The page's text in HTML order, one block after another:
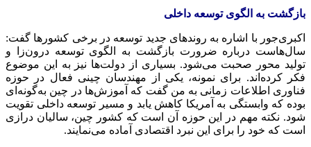
بازگشت به الگوی توسعه داخلی
اکبری‌جور با اشاره به روندهای جدید توسعه در برخی کشورها گفت:
سال‌هاست درباره ضرورت بازگشت به الگوی توسعه درون‌زا و
تولید محور صحبت می‌شود. بسیاری از دولت‌ها نیز به این موضوع
فکر کرده‌اند. برای نمونه، یکی از مهندسان چینی فعال در حوزه
فناوری اطلاعات زمانی به من گفت که آموزش‌ها در چین به‌گونه‌ای
بوده که وابستگی به آمریکا کاهش یابد و مسیر توسعه داخلی تقویت
شود. نکته مهم در این حوزه آن است که کشور چین، سالیان درازی
است که خود را برای این نبرد اقتصادی آماده می‌نمایند.